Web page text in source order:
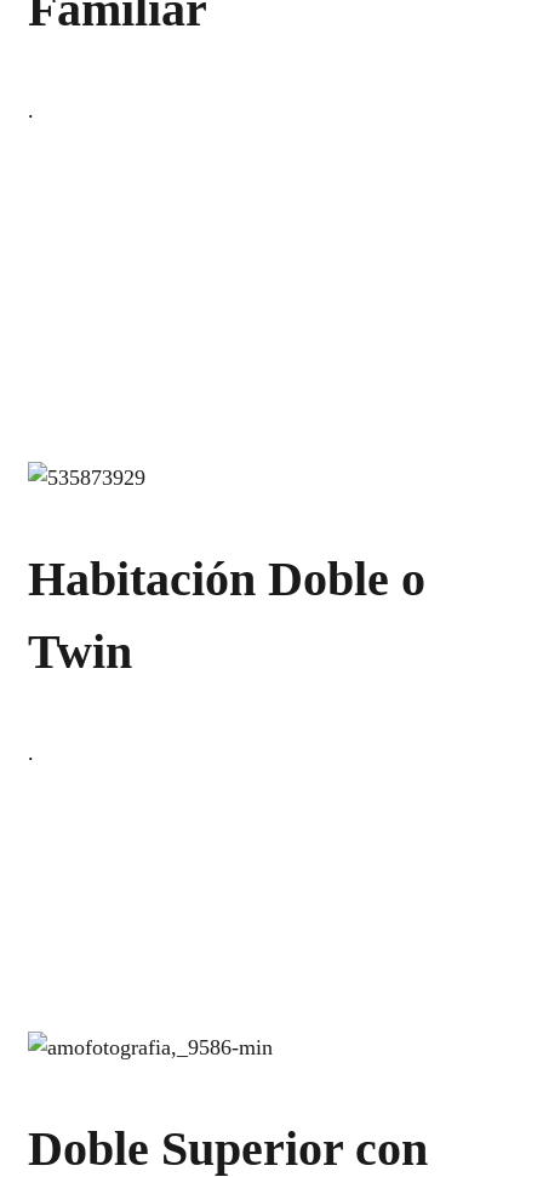
.
Habitación Doble o
Twin
.
Doble Superior con